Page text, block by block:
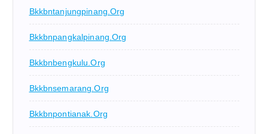
Bkkbntanjungpinang.org
Bkkbnpangkalpinang.org
Bkkbnbengkulu.org
Bkkbnsemarang.org
Bkkbnpontianak.org